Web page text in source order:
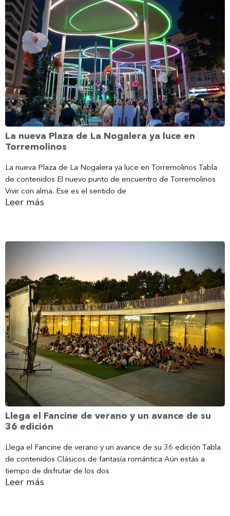
La nueva Plaza de La Nogalera ya luce en
Torremolinos
La nueva Plaza de La Nogalera ya luce en Torremolinos Tabla
de contenidos El nuevo punto de encuentro de Torremolinos
Vivir con alma. Ese es el sentido de
Leer más
Llega el Fancine de verano y un avance de su
36 edición
Llega el Fancine de verano y un avance de su 36 edición Tabla
de contenidos Clásicos de fantasía romántica Aún estás a
tiempo de disfrutar de los dos
Leer más